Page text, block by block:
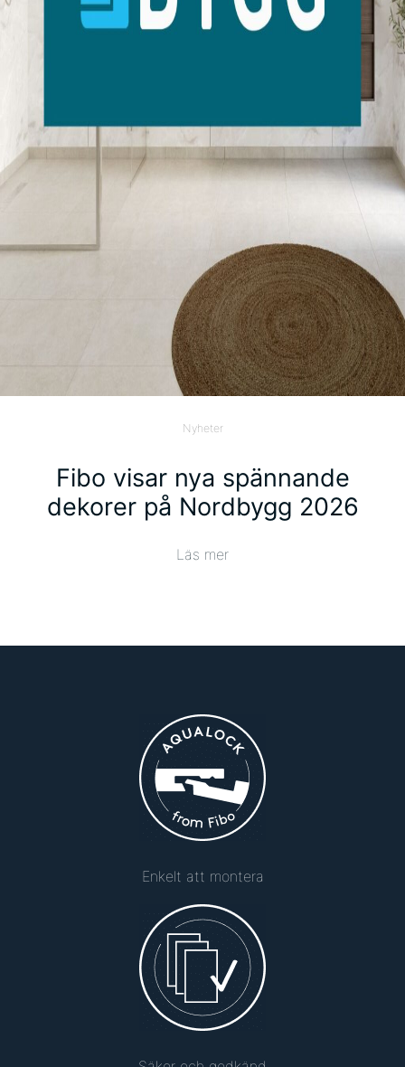
Nyheter
Fibo visar nya spännande
dekorer på Nordbygg 2026
Läs mer
Enkelt att montera